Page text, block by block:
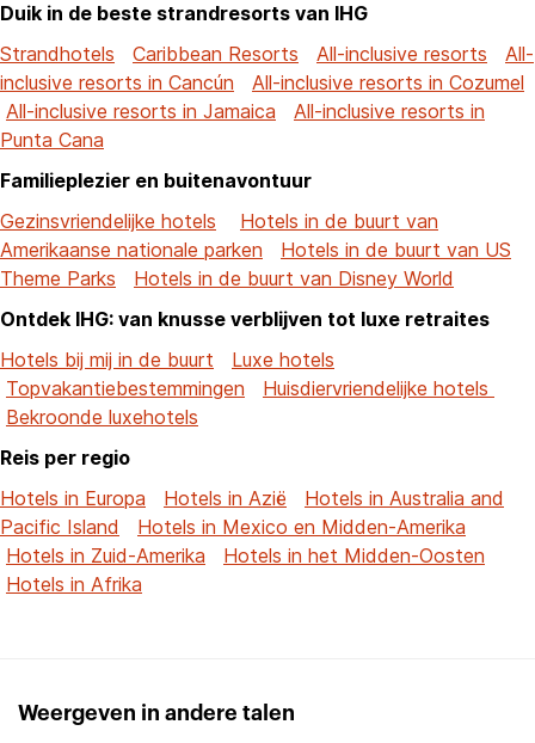
Duik in de beste strandresorts van IHG
Strandhotels
Caribbean Resorts All-inclusive resorts
All-
inclusive resorts in Cancún
All-inclusive resorts in Cozumel
All-inclusive resorts in Jamaica
All-inclusive resorts in
Punta Cana
Familieplezier en buitenavontuur
Gezinsvriendelijke hotels
Hotels in de buurt van
Amerikaanse nationale parken
Hotels in de buurt van US
Theme Parks
Hotels in de buurt van Disney World
Ontdek IHG: van knusse verblijven tot luxe retraites
Hotels bij mij in de buurt
Luxe hotels
Topvakantiebestemmingen
Huisdiervriendelijke hotels
Bekroonde luxehotels
Reis per regio
Hotels in Europa
Hotels in Azië
Hotels in Australia and
Pacific Island
Hotels in Mexico en Midden-Amerika
Hotels in Zuid-Amerika
Hotels in het Midden-Oosten
Hotels in Afrika
Weergeven in andere talen